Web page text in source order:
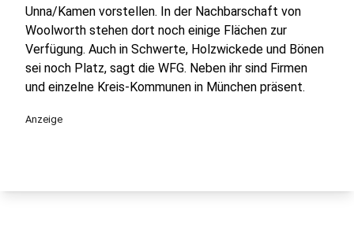
Unna/Kamen vorstellen. In der Nachbarschaft von
Woolworth stehen dort noch einige Flächen zur
Verfügung. Auch in Schwerte, Holzwickede und Bönen
sei noch Platz, sagt die WFG. Neben ihr sind Firmen
und einzelne Kreis-Kommunen in München präsent.
Anzeige